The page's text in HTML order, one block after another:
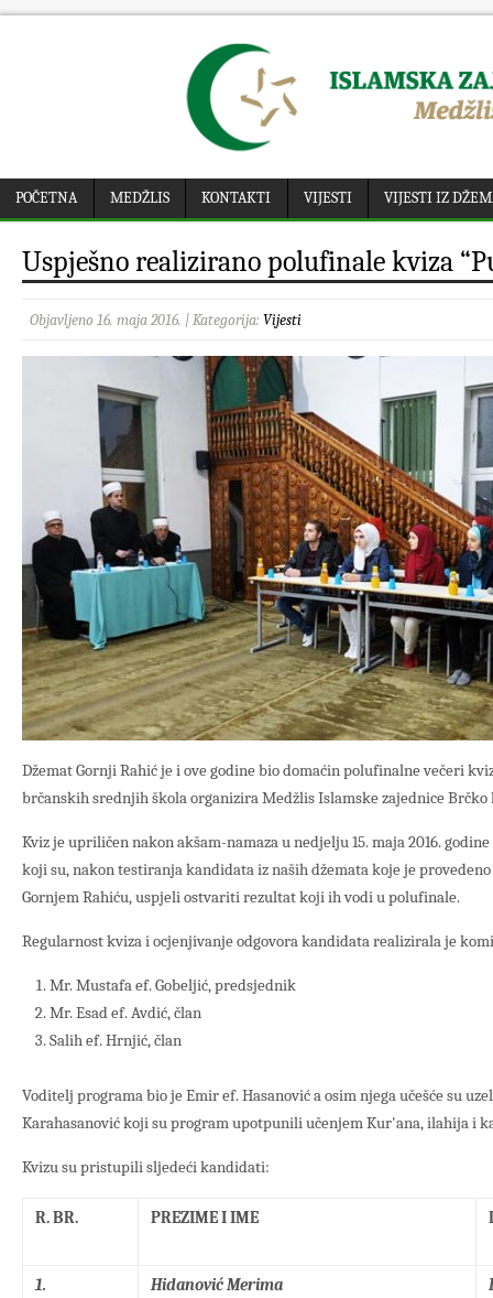
POČETNA MEDŽLIS KONTAKTI VIJESTI VIJESTI IZ
Uspješno realizirano polufinale kviza
Objavljeno 16. maja 2016. | Kategorija: Vijesti
Džemat Gornji Rahić je i ove godine bio domaćin polufinalne večeri
brčanskih srednjih škola organizira Medžlis Islamske zajednice
Kviz je upriličen nakon akšam-namaza u nedjelju 15. maja 2016.
koji su, nakon testiranja kandidata iz naših džemata koje je
Gornjem Rahiću, uspjeli ostvariti rezultat koji ih vodi u polufinale.
Regularnost kviza i ocjenjivanje odgovora kandidata realizirala je
Mr. Mustafa ef. Gobeljić, predsjednik
Mr. Esad ef. Avdić, član
Salih ef. Hrnjić, član
Voditelj programa bio je Emir ef. Hasanović a osim njega učešće su
Karahasanović koji su program upotpunili učenjem Kur'ana, ilahija i
Kvizu su pristupili sljedeći kandidati:
R. BR. PREZIME I IME
1. Hidanović Merima